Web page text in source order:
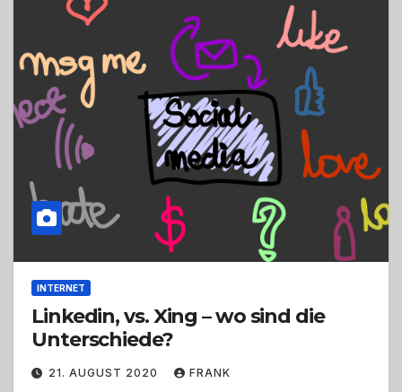
INTERNET
Linkedin, vs. Xing – wo sind die
Unterschiede?
21. AUGUST 2020 FRANK